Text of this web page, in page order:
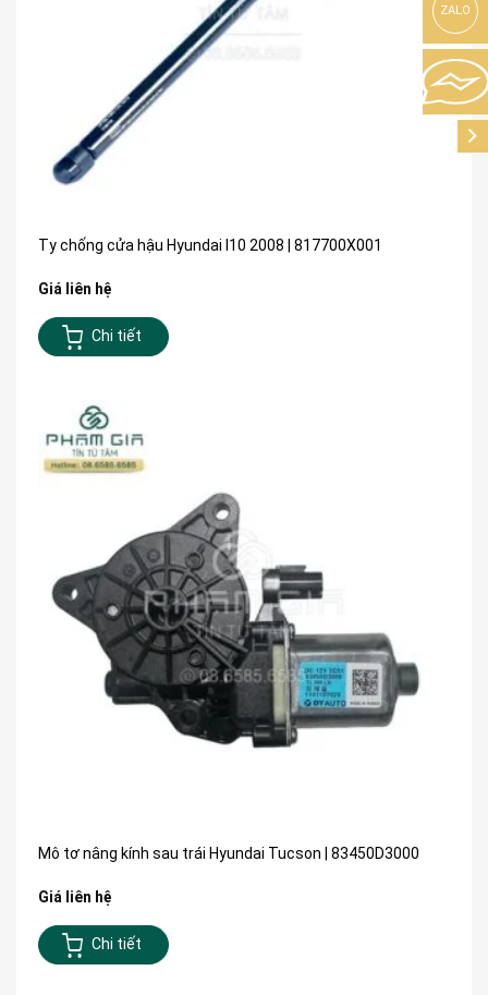
Ty chống cửa hậu Hyundai I10 2008 | 817700X001
Giá liên hệ
Chi tiết
Mô tơ nâng kính sau trái Hyundai Tucson | 83450D3000
Giá liên hệ
Chi tiết
ZALO